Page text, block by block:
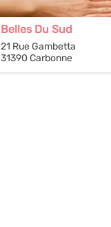
Belles Du Sud
21 Rue Gambetta
31390 Carbonne